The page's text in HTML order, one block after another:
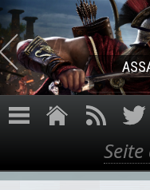
Direkt
Suche